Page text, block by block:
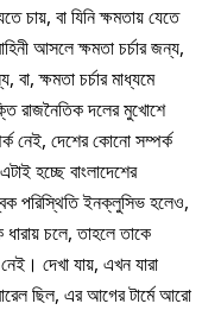
চায়, বা যিনি ক্ষমতায় যেতে
আসলে ক্ষমতা চর্চার জন্য,
বা, ক্ষমতা চর্চার মাধ্যমে
রাজনৈতিক দলের মুখোশে
নেই, দেশের কোনো সম্পর্ক
হচ্ছে বাংলাদেশের
পরিস্থিতি ইনক্লুসিভ হলেও,
ধারায় চলে, তাহলে তাকে
দেখা যায়, এখন যারা
ছিল, এর আগের টার্মে আরো